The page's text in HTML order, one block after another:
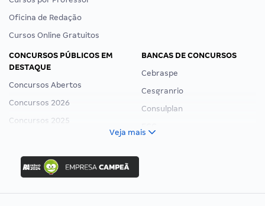
Oficina de Redação
Cursos Online Gratuitos
CONCURSOS PÚBLICOS EM
DESTAQUE
Concursos Abertos
Concursos 2026
Concursos 2025
Concurso Ibama
Concurso MPU
Editais publicados
BANCAS DE CONCURSOS
Cebraspe
Cesgranrio
Consulplan
Veja mais